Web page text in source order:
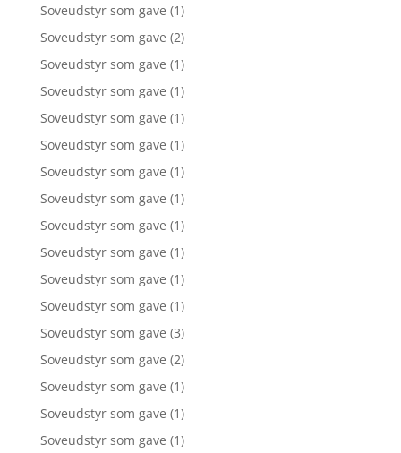
Soveudstyr som gave (1)
Soveudstyr som gave (2)
Soveudstyr som gave (1)
Soveudstyr som gave (1)
Soveudstyr som gave (1)
Soveudstyr som gave (1)
Soveudstyr som gave (1)
Soveudstyr som gave (1)
Soveudstyr som gave (1)
Soveudstyr som gave (1)
Soveudstyr som gave (1)
Soveudstyr som gave (1)
Soveudstyr som gave (3)
Soveudstyr som gave (2)
Soveudstyr som gave (1)
Soveudstyr som gave (1)
Soveudstyr som gave (1)